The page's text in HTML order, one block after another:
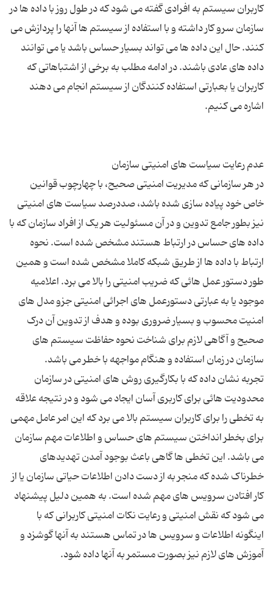
کاربران سیستم به افرادی گفته می شود که در طول روز با داده ها در
سازمان سرو کار داشته و با استفاده از سیستم ها آنها را پردازش می
کنند. حال این داده ها می تواند بسیار حساس باشد یا می توانند
داده های عادی باشند. در ادامه مطلب به برخی از اشتباهاتی که
کاربران یا بعبارتی استفاده کنندگان از سیستم انجام می دهند
در هر سازمانی که مدیریت امنیتی صحیح، با چهارچوب قوانین
خاص خود پیاده سازی شده باشد، صددرصد سیاست های امنیتی
نیز بطور جامع تدوین و در آن مسئولیت هر یک از افراد سازمان که با
داده های حساس در ارتباط هستند مشخص شده است. نحوه
ارتباط با داده ها از طریق شبکه کاملا مشخص شده است و همین
طور دستور عمل هائی که ضریب امنیتی را بالا می برد. اعلامیه
موجود یا به عبارتی دستورعمل های اجرائی امنیتی جزو مدل های
امنیت محسوب و بسیار ضروری بوده و هدف از تدوین آن درک
صحیح و آگاهی لازم برای شناخت نحوه حفاظت سیستم های
تجربه نشان داده که با بکارگیری روش های امنیتی در سازمان
محدودیت هائی برای کاربری آسان ایجاد می شود و در نتیجه علاقه
به تخطی را برای کاربران سیستم بالا می برد که این امر عامل مهمی
برای بخطر انداختن سیستم های حساس و اطلاعات مهم سازمان
می باشد. این تخطی ها گاهی باعث بوجود آمدن تهدیدهای
خطرناک شده که منجر به از دست دادن اطلاعات حیاتی سازمان یا از
کار افتادن سرویس های مهم شده است. به همین دلیل پیشنهاد
می شود که نقش امنیتی و رعایت نکات امنیتی کاربرانی که با
اینگونه اطلاعات و سرویس ها در تماس هستند به آنها گوشزد و